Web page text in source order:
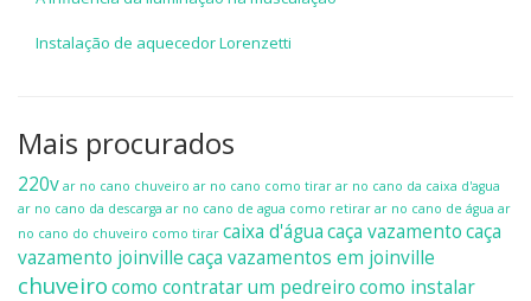
Instalação de aquecedor Lorenzetti
Mais procurados
220v ar no cano chuveiro ar no cano como tirar ar no cano da caixa d'agua
ar no cano da descarga ar no cano de agua como retirar ar no cano de água ar
no cano do chuveiro como tirar caixa d'águacaça vazamentocaça
vazamento joinvillecaça vazamentos em joinville
chuveirocomo contratar um pedreirocomo instalar